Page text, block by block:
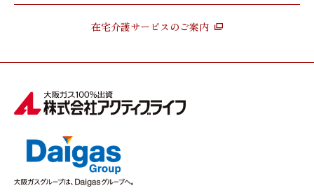
在宅介護サービスのご案内